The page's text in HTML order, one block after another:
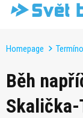
Homepage
Běh